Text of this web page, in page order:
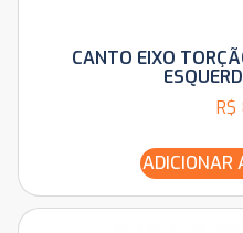
CANTO EIXO
R$
ADICIONAR